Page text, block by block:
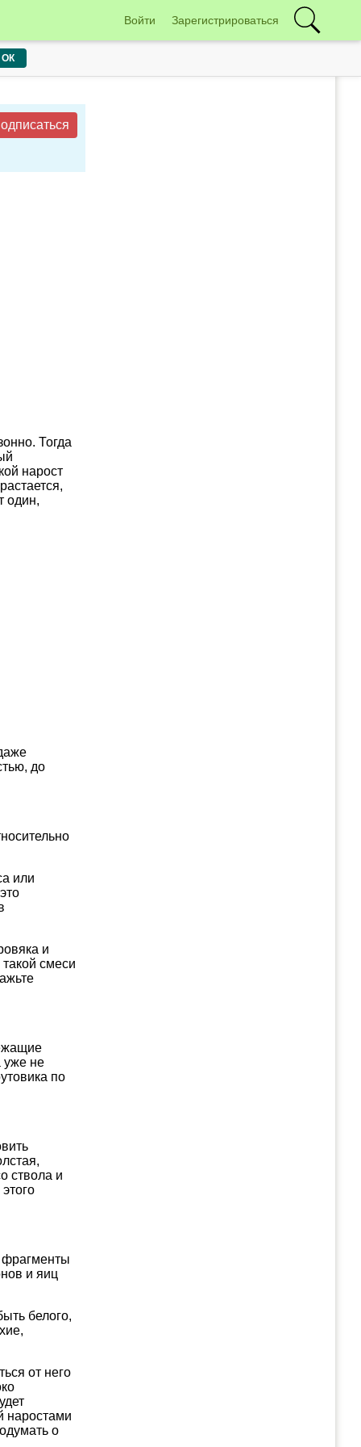
Войти Зарегистрироваться
Тогда
нарост
один,
до
или
и
смеси
уже не
по
ствола и
фрагменты
и яиц
белого,
от него
наростами
о
ОК